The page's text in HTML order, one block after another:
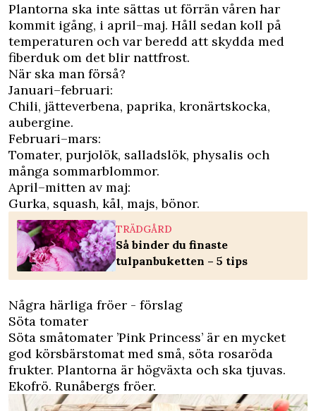
Plantorna ska inte sättas ut förrän våren har
kommit igång, i april–maj. Håll sedan koll på
temperaturen och var beredd att skydda med
fiberduk om det blir nattfrost.
När ska man förså?
Januari–februari:
Chili, jätteverbena, paprika, kronärtskocka,
aubergine.
Februari–mars:
Tomater, purjolök, salladslök, physalis och
många sommarblommor.
April–mitten av maj:
Gurka, squash, kål, majs, bönor.
TRÄDGÅRD
Så binder du finaste
tulpanbuketten – 5 tips
Några härliga fröer - förslag
Söta tomater
Söta småtomater ’Pink Princess’ är en mycket
god körsbärstomat med små, söta rosaröda
frukter. Plantorna är högväxta och ska tjuvas.
Ekofrö. Runåbergs fröer.